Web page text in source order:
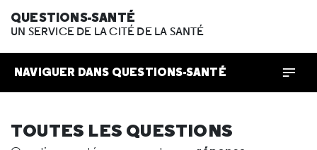
QUESTIONS-SANTÉ
UN SERVICE DE LA CITÉ DE LA SANTÉ
NAVIGUER DANS QUESTIONS-SANTÉ
TOUTES LES QUESTIONS